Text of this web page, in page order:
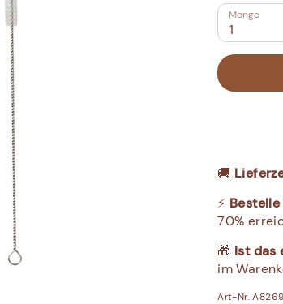
Menge
1
🚚
⚡ Bestelle
70%
🎁 Ist das
im
Art-Nr.